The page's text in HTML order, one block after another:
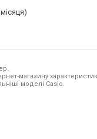
магазину
моделі Casio.